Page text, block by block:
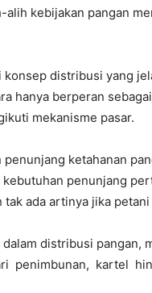
kebijakan pangan
distribusi yang
hanya berperan
mekanisme pasar.
ketahanan
penunjang
ada artinya jika
distribusi pangan,
penimbunan, kartel